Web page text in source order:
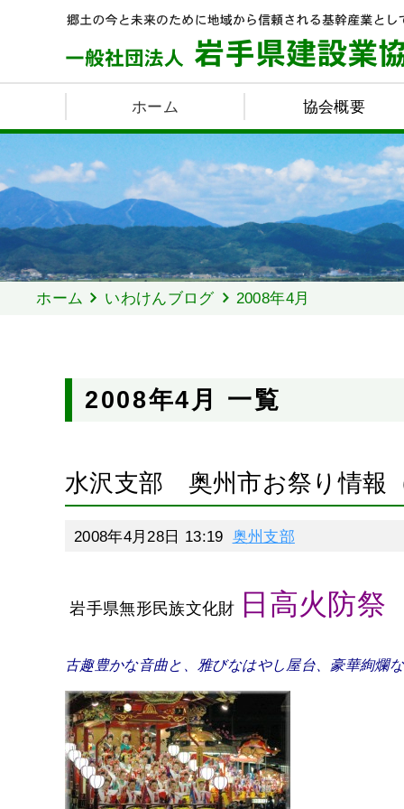
ホーム 協会概要
ホーム いわけんブログ 2008年4月
2008年4月 一覧
水沢支部 奥州市お祭り情報
2008年4月28日 13:19 奥州支部
岩手県無形民族文化財 日高火防祭
古趣豊かな音曲と、雅びなはやし屋台、豪華絢爛